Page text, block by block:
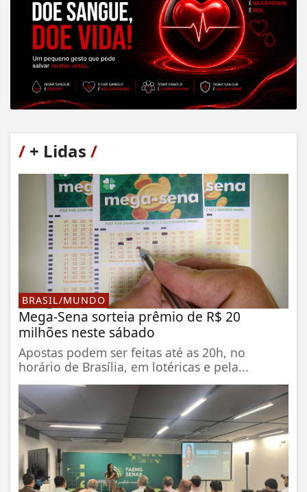
/ + Lidas /
BRASIL/MUNDO
Mega-Sena sorteia prêmio de R$ 20
milhões neste sábado
Apostas podem ser feitas até as 20h, no
horário de Brasília, em lotéricas e pela...